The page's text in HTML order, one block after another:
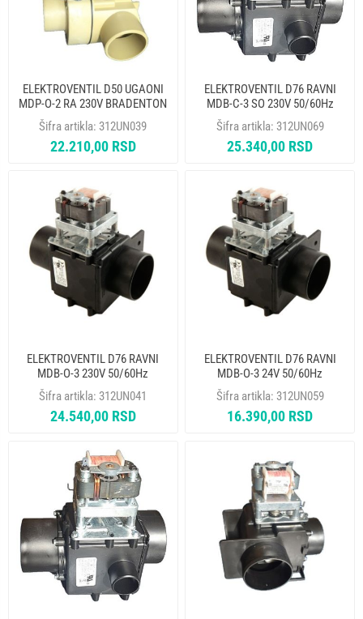
ELEKTROVENTIL D50 UGAONI
MDP-O-2 RA 230V BRADENTON
20151400
Šifra artikla: 312UN039
22.210,00 RSD
ELEKTROVENTIL D76 RAVNI
MDB-C-3 SO 230V 50/60Hz
BRADENTON 33051522
Šifra artikla: 312UN069
25.340,00 RSD
ELEKTROVENTIL D76 RAVNI
MDB-O-3 230V 50/60Hz
BRADENTON 33011621
Šifra artikla: 312UN041
24.540,00 RSD
ELEKTROVENTIL D76 RAVNI
MDB-O-3 24V 50/60Hz
BRADENTON 33010220
Šifra artikla: 312UN059
16.390,00 RSD